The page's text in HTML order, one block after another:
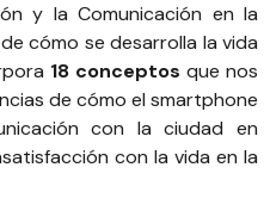
y la Comunicación en la
cómo se desarrolla la vida
18 conceptos que nos
de cómo el smartphone
con la ciudad en
con la vida en la